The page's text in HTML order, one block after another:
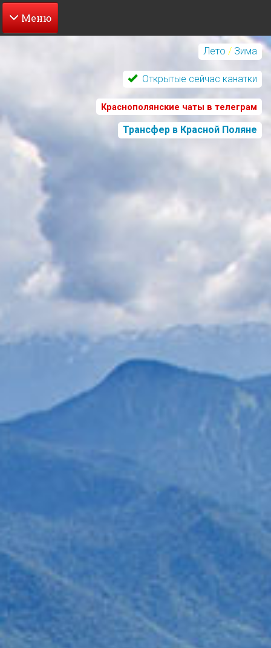
Перейти
Лето / Зима
Открытые сейчас канатки
Краснополянские чаты в телеграм
Трансфер в Красной Поляне